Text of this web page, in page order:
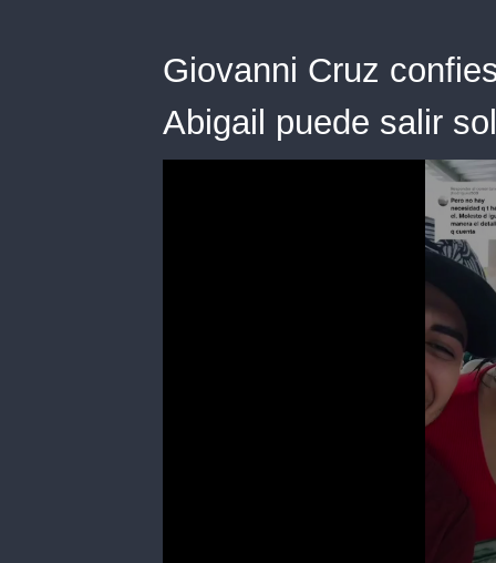
Giovanni Cruz
Abigail puede salir